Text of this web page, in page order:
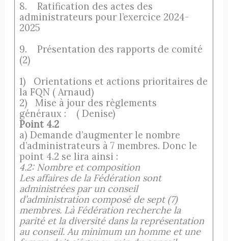
8. Ratification des actes des
administrateurs pour l’exercice 2024-
2025
9. Présentation des rapports de comité
(2)
1) Orientations et actions prioritaires de
la FQN ( Arnaud)
2) Mise à jour des règlements
généraux : ( Denise)
Point 4.2
a) Demande d’augmenter le nombre
d’administrateurs à 7 membres. Donc le
point 4.2 se lira ainsi :
4.2: Nombre et composition
Les affaires de la Fédération sont
administrées par un conseil
d’administration composé de sept (7)
membres. Là Fédération recherche la
parité et la diversité dans la représentation
au conseil. Au minimum un homme et une